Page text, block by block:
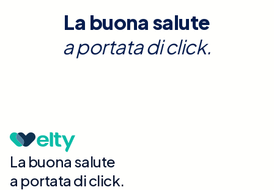
La buona salute
a portata di click.
La buona salute
a portata di click.